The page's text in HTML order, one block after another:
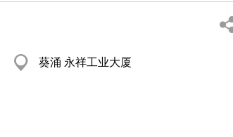
葵涌 永祥工业大厦